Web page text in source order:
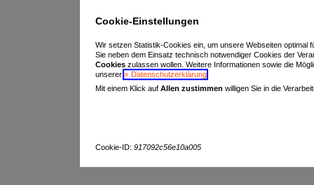
Cookie-Einstellungen
Wir setzen Statistik-Cookies ein, um unsere Webseiten
Sie neben dem Einsatz technisch notwendiger Cookies der
Cookieszulassen wollen. Weitere Informationen sowie die
unserer
Datenschutzerklärung.
Mit einem Klick auf Allen zustimmen willigen Sie in die
Cookie-ID: 917092c56e10a005